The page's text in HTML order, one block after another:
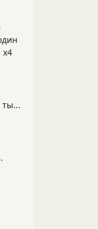
х4
ты...